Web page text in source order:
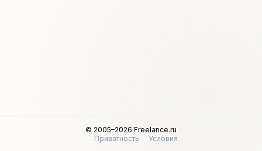
© 2005–2026 Freelance.ru
Приватность
Условия